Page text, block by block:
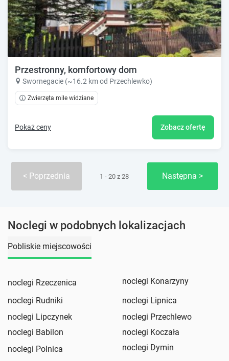
Przestronny, komfortowy dom
Swornegacie (~16.2 km od Przechlewko)
Zwierzęta mile widziane
Pokaż ceny Zobacz ofertę
Poprzednia 1 - 20 z 28 Następna
Noclegi w podobnych lokalizacjach
Pobliskie miejscowości
noclegi Rzeczenica
noclegi Konarzyny
noclegi Rudniki
noclegi Lipnica
noclegi Lipczynek
noclegi Przechlewo
noclegi Babilon
noclegi Koczała
noclegi Polnica
noclegi Dymin